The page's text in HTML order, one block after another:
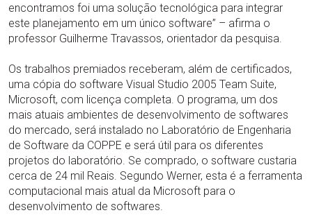
encontramos foi uma solução tecnológica para integrar
este planejamento em um único software” – afirma o
professor Guilherme Travassos, orientador da pesquisa.
Os trabalhos premiados receberam, além de certificados,
uma cópia do software Visual Studio 2005 Team Suite,
Microsoft, com licença completa. O programa, um dos
mais atuais ambientes de desenvolvimento de softwares
do mercado, será instalado no Laboratório de Engenharia
de Software da COPPE e será útil para os diferentes
projetos do laboratório. Se comprado, o software custaria
cerca de 24 mil Reais. Segundo Werner, esta é a ferramenta
computacional mais atual da Microsoft para o
desenvolvimento de softwares.